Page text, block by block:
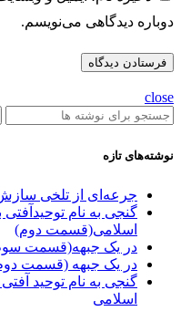
دوباره دیدگاهی می‌نویسم.
close
نوشته‌های تازه
جرعه‌ای از تلخی سازش
گنجی به نام
اسلامی(قسمت دوم)
در یک جبهه(قسمت
در یک جبهه (قسمت
گنجی به نام توحید
اسلامی